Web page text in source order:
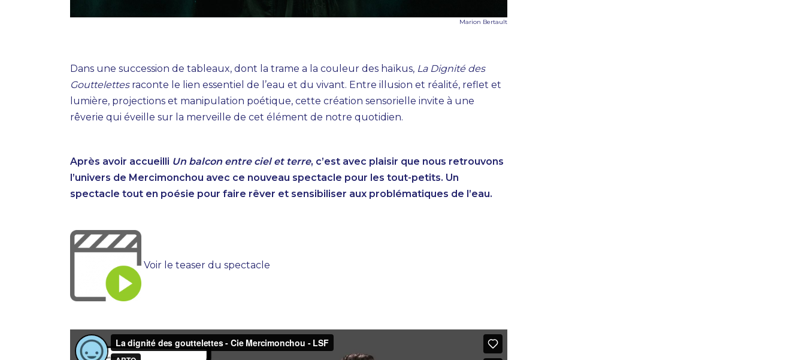
Marion Bertault
Dans une succession de tableaux, dont la trame a la couleur des haïkus, La Dignité des
Gouttelettesraconte le lien essentiel de l’eau et du vivant. Entre illusion et réalité, reflet et
lumière, projections et manipulation poétique, cette création sensorielle invite à une
rêverie qui éveille sur la merveille de cet élément de notre quotidien.
Après avoir accueilli Un balcon entre ciel et terre, c’est avec plaisir que nous retrouvons
l’univers de Mercimonchou avec ce nouveau spectacle pour les tout-petits. Un
spectacle tout en poésie pour faire rêver et sensibiliser aux problématiques de l’eau.
Voir le teaser du spectacle